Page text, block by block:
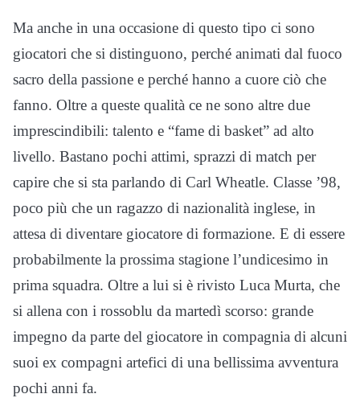
Ma anche in una occasione di questo tipo ci sono
giocatori che si distinguono, perché animati dal fuoco
sacro della passione e perché hanno a cuore ciò che
fanno. Oltre a queste qualità ce ne sono altre due
imprescindibili: talento e “fame di basket” ad alto
livello. Bastano pochi attimi, sprazzi di match per
capire che si sta parlando di Carl Wheatle. Classe ’98,
poco più che un ragazzo di nazionalità inglese, in
attesa di diventare giocatore di formazione. E di essere
probabilmente la prossima stagione l’undicesimo in
prima squadra. Oltre a lui si è rivisto Luca Murta, che
si allena con i rossoblu da martedì scorso: grande
impegno da parte del giocatore in compagnia di alcuni
suoi ex compagni artefici di una bellissima avventura
pochi anni fa.